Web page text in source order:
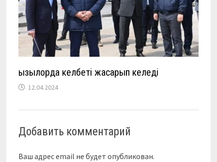
Қызылорда келбеті жасарып келеді
12.04.2024
Добавить комментарий
Ваш адрес email не будет опубликован.